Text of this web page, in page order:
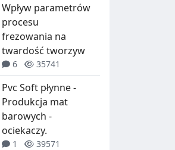
Wpływ parametrów
procesu
frezowania na
twardość tworzyw
6 35741
Pvc Soft płynne -
Produkcja mat
barowych -
ociekaczy.
1 39571